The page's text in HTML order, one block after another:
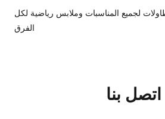
لجميع المناسبات وملابس رياضية لكل
الفرق
اتصل بنا